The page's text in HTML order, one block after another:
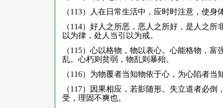
（113）人在日常生活中，应时时注意，使
（114）好人之所恶，恶人之所好，是人之
以为律，处人当引以为戒。
（115）心以格物，物以表心。心能格物，
乱。心朽则贫弱，物乱则暴殆。
（116）为物覆者当知物依于心，为心陷者
（117）因果相应，若影随形。失立道者必
受，理固不爽也。